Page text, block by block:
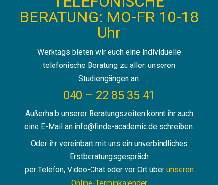
BERATUNG: MO-FR 10-18
Uhr
Werktags bieten wir euch eine individuelle
telefonische Beratung zu allen unseren
Studiengängen an.
040 – 22 85 35 41
Außerhalb unserer Beratungszeiten könnt ihr auch
eine E-Mail an info@finde-academic.de schreiben.
Oder ihr vereinbart mit uns ein unverbindliches
Erstberatungsgespräch
per Telefon, Video-Chat oder vor Ort über unseren
Online-Terminkalender